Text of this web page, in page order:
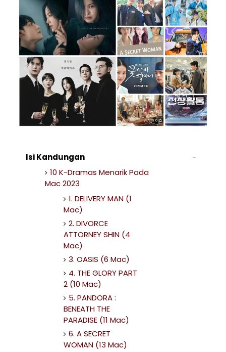
Isi Kandungan
10 K-Dramas Menarik Pada
Mac 2023
1. DELIVERY MAN (1
Mac)
2. DIVORCE
ATTORNEY SHIN (4
Mac)
3. OASIS (6 Mac)
4. THE GLORY PART
2 (10 Mac)
5. PANDORA :
BENEATH THE
PARADISE (11 Mac)
6. A SECRET
WOMAN (13 Mac)